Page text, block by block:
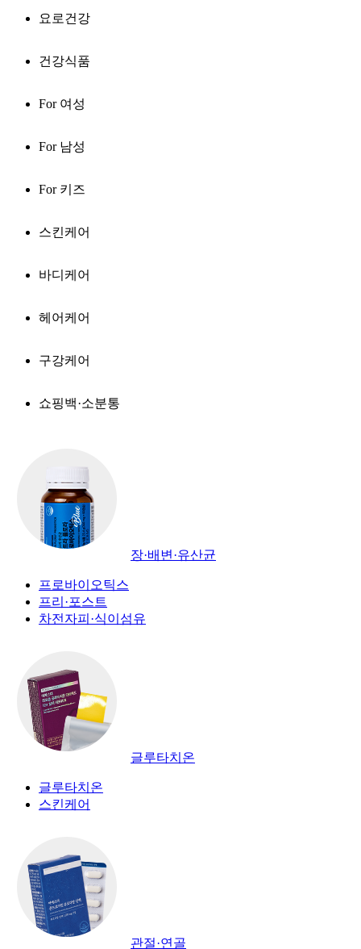
요로건강
건강식품
For 여성
For 남성
For 키즈
스킨케어
바디케어
헤어케어
구강케어
쇼핑백·소분통
장·배변·유산균
프로바이오틱스
프리·포스트
차전자피·식이섬유
글루타치온
글루타치온
스킨케어
관절·연골